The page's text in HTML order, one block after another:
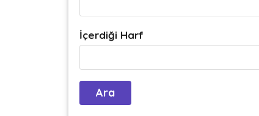
İçerdiği Harf